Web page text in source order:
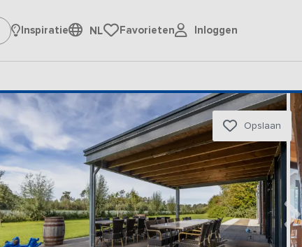
Inspiratie NL Favorieten Inloggen
Opslaan